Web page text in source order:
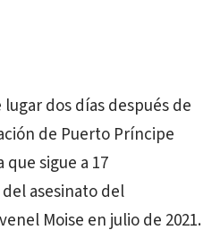
dos días después de
de Puerto Príncipe
sigue a 17
asesinato del
Moise en julio de 2021.